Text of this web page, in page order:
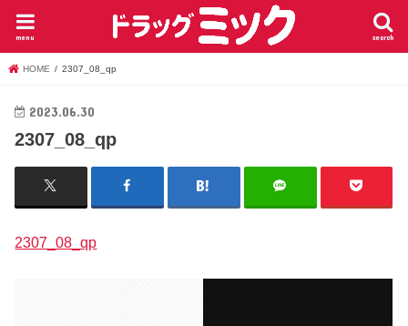
search
menu
HOME 2307_08_qp
2023.06.30
2307_08_qp
2307_08_qp